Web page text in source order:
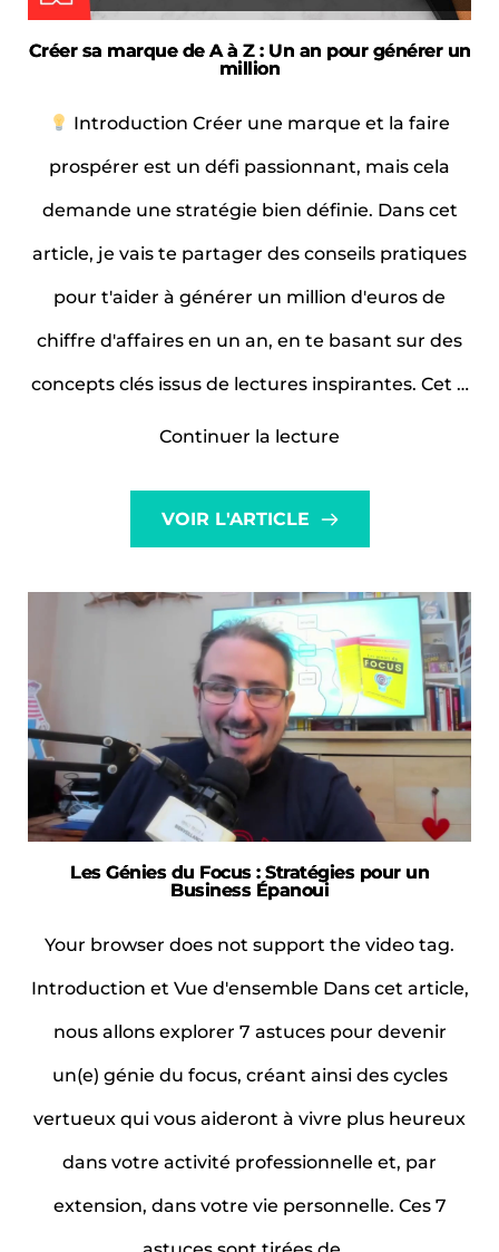
Créer sa marque de A à Z : Un an pour générer un
million
Introduction Créer une marque et la faire
prospérer est un défi passionnant, mais cela
demande une stratégie bien définie. Dans cet
article, je vais te partager des conseils pratiques
pour t'aider à générer un million d'euros de
chiffre d'affaires en un an, en te basant sur des
concepts clés issus de lectures inspirantes. Cet …
Continuer la lecture
marque
A
Z
:
Un
an
pour
générer
un
million »
VOIR L'ARTICLE
Les Génies du Focus : Stratégies pour un
Business Épanoui
Your browser does not support the video tag.
Introduction et Vue d'ensemble Dans cet article,
nous allons explorer 7 astuces pour devenir
un(e) génie du focus, créant ainsi des cycles
vertueux qui vous aideront à vivre plus heureux
dans votre activité professionnelle et, par
extension, dans votre vie personnelle. Ces 7